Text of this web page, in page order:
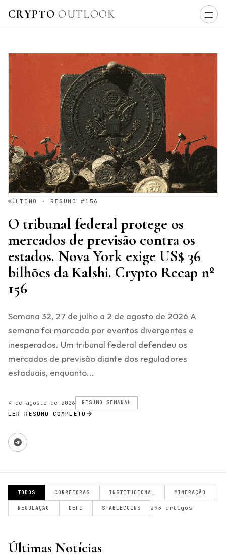
CRYPTOOUTLOOK
ÚLTIMO · RESUMO #156
O tribunal federal protege os
mercados de previsão contra os
estados. Nova York exige US$ 36
bilhões da Kalshi. Crypto Recap nº
156
Semana 32, 27 de julho a 2 de agosto de 2026 A
semana foi marcada por eventos divergentes e
inesperados. Um tribunal federal defendeu os
mercados de previsão diante dos reguladores
estaduais, enquanto...
4 de agosto de 2026 RESUMO SEMANAL
LER RESUMO COMPLETO
TODOS CORRETORAS INSTITUCIONAL MINERAÇÃO
REGULAÇÃO DEFI STABLECOINS 293 artigos
Últimas Notícias